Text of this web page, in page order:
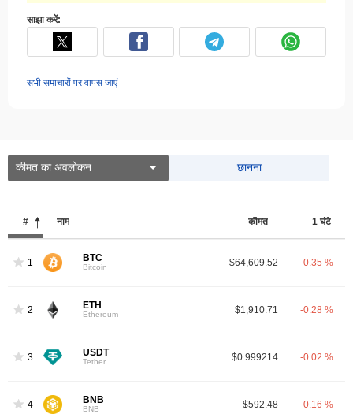
साझा करें:
सभी समाचारों पर वापस जाएं
कीमत का अवलोकन छानना
# नाम कीमत 1 घंटे
1 BTC
Bitcoin $64,609.52 -0.35 %
2 ETH
Ethereum $1,910.71 -0.28 %
3 USDT
Tether $0.999214 -0.02 %
4 BNB
BNB $592.48 -0.16 %